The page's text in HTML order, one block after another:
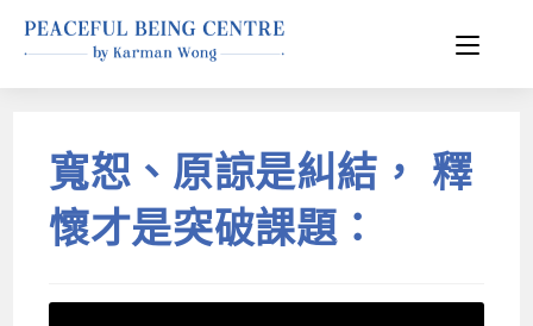
寬恕、原諒是糾結， 釋
懷才是突破課題：